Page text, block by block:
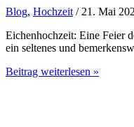
Blog, Hochzeit / 21. Mai
Eichenhochzeit: Eine Feier
ein seltenes und
Eichenhochzeit:
Beitrag weiterlesen »